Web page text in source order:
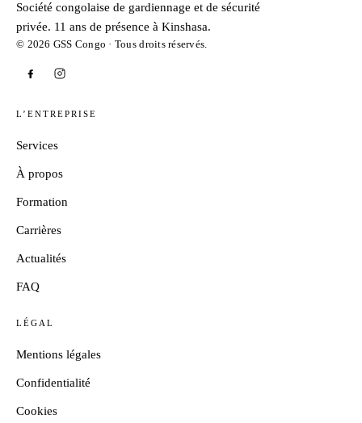
Société congolaise de gardiennage et de sécurité
privée. 11 ans de présence à Kinshasa.
© 2026 GSS Congo · Tous droits réservés.
L’ENTREPRISE
Services
À propos
Formation
Carrières
Actualités
FAQ
LÉGAL
Mentions légales
Confidentialité
Cookies